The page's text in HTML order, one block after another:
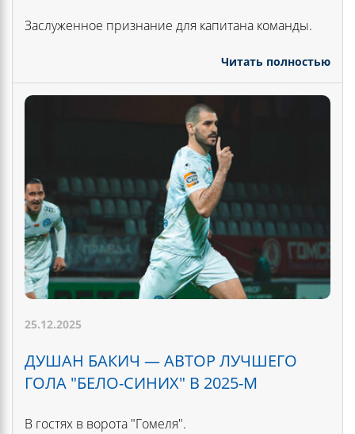
Заслуженное признание для капитана команды.
Читать полностью
25.12.2025
ДУШАН БАКИЧ — АВТОР ЛУЧШЕГО
ГОЛА "БЕЛО-СИНИХ" В 2025-М
В гостях в ворота "Гомеля".